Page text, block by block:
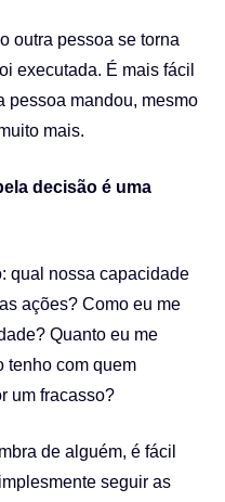
outra pessoa se torna
executada. É mais fácil
pessoa mandou, mesmo
mais.
decisão é uma
qual nossa capacidade
ações? Como eu me
Quanto eu me
tenho com quem
um fracasso?
de alguém, é fácil
seguir as